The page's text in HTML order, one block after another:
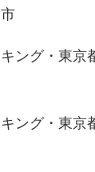
ング・東京
ング・東京